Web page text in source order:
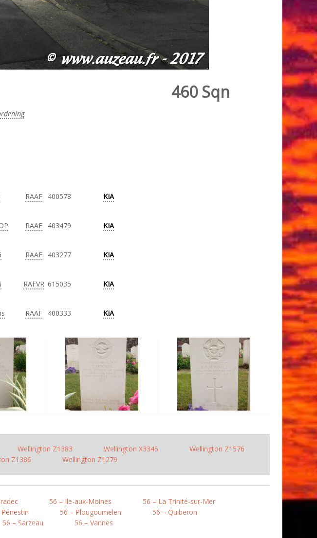
460 Sqn
RAAF 400578 KIA
RAAF 403479 KIA
RAAF 403277 KIA
RAFVR 615035 KIA
RAAF 400333 KIA
Wellington Z1383 Wellington X3345
Wellington Z1576
Z1386 Wellington Z1279
56 – Ile-aux-Moines
56 – La Trinité-sur-Mer
56 – Plougoumelen
56 – Quiberon
56 – Sarzeau 56 – Vannes